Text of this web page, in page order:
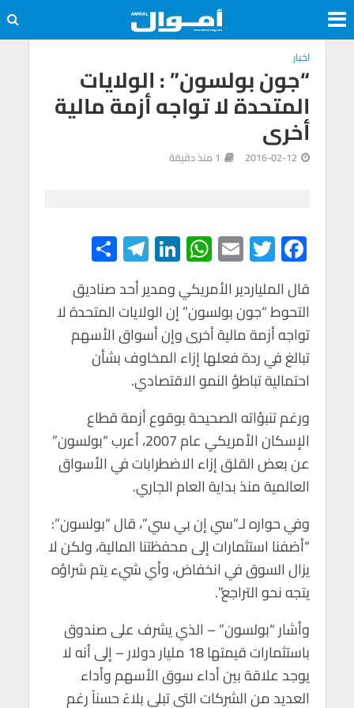
اخبار
“جون بولسون” : الولايات
المتحدة لا تواجه أزمة مالية
أخرى
2016-02-12 1 منذ دقيقة
F
ac
e
b
o
o
k
T
wi
tt
er
E
m
ail
W
h
at
s
A
p
p
Li
n
ke
dI
n
Te
le
gr
a
m
h
ar
e
قال الملياردير الأمريكي ومدير أحد صناديق
التحوط “جون بولسون” إن الولايات المتحدة لا
تواجه أزمة مالية أخرى وإن أسواق الأسهم
تبالغ في ردة فعلها إزاء المخاوف بشأن
احتمالية تباطؤ النمو الاقتصادي.
ورغم تنبؤاته الصحيحة بوقوع أزمة قطاع
الإسكان الأمريكي عام 2007، أعرب “بولسون”
عن بعض القلق إزاء الاضطرابات في الأسواق
العالمية منذ بداية العام الجاري.
وفي حواره لـ”سي إن بي سي”، قال “بولسون”:
“أضفنا استثمارات إلى محفظتنا المالية، ولكن لا
يزال السوق في انخفاض، وأي شيء يتم شراؤه
يتجه نحو التراجع”.
وأشار “بولسون” – الذي يشرف على صندوق
باستثمارات قيمتها 18 مليار دولار – إلى أنه لا
يوجد علاقة بين أداء سوق الأسهم وأداء
العديد من الشركات التي تبلي بلاءً حسناً رغم